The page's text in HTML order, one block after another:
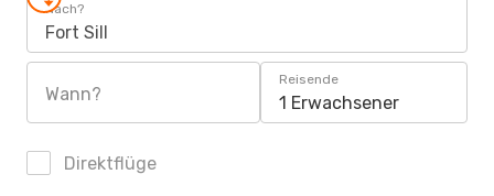
Nach?
Fort Sill
Wann?
Reisende
1 Erwachsener
Direktflüge